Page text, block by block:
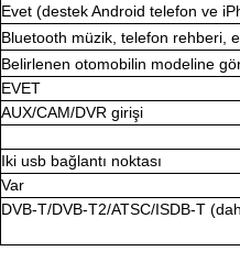
Evet (destek Android telefon ve
Bluetooth müzik, telefon rehberi,
Belirlenen otomobilin modeline
EVET
AUX/CAM/DVR girişi
Iki usb bağlantı noktası
Var
DVB-T/DVB-T2/ATSC/ISDB-T